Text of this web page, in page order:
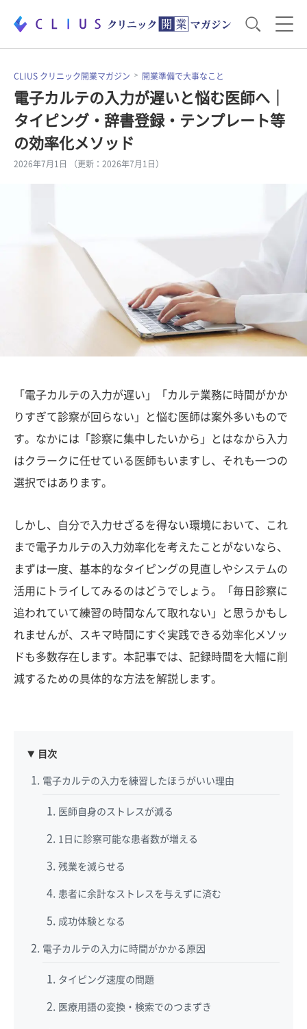
お役立ち資料 運営・経営のポイント
開業医のリアル 開業準備で大事なこと
集患のコツ
CLIUS クリニック開業マガジン 開業準備で大事なこと
電子カルテの入力が遅いと悩む医師へ｜
タイピング・辞書登録・テンプレート等
の効率化メソッド
2026年7月1日 （更新：2026年7月1日）
「電子カルテの入力が遅い」「カルテ業務に時間がかか
りすぎて診察が回らない」と悩む医師は案外多いもので
す。なかには「診察に集中したいから」とはなから入力
はクラークに任せている医師もいますし、それも一つの
選択ではあります。
しかし、自分で入力せざるを得ない環境において、これ
まで電子カルテの入力効率化を考えたことがないなら、
まずは一度、基本的なタイピングの見直しやシステムの
活用にトライしてみるのはどうでしょう。「毎日診察に
追われていて練習の時間なんて取れない」と思うかもし
れませんが、スキマ時間にすぐ実践できる効率化メソッ
ドも多数存在します。本記事では、記録時間を大幅に削
減するための具体的な方法を解説します。
目次
電子カルテの入力を練習したほうがいい理由
医師自身のストレスが減る
1日に診察可能な患者数が増える
残業を減らせる
患者に余計なストレスを与えずに済む
成功体験となる
電子カルテの入力に時間がかかる原因
タイピング速度の問題
医療用語の変換・検索でのつまずき